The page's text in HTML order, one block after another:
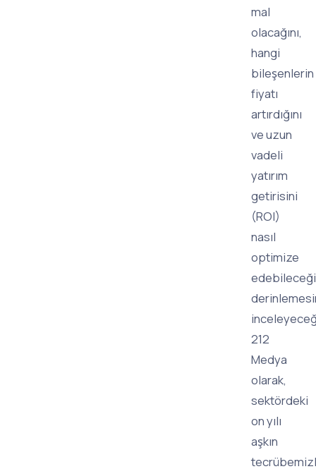
mal
olacağını,
hangi
bileşenlerin
fiyatı
artırdığını
ve uzun
vadeli
yatırım
getirisini
(ROI)
nasıl
optimize
212
Medya
olarak,
sektördeki
on yılı
aşkın